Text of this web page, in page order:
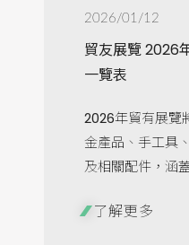
2026/01/12
貿友展覽 2026
一覽表
2026年貿有展覽
金產品、手工具
及相關配件，涵
了解更多